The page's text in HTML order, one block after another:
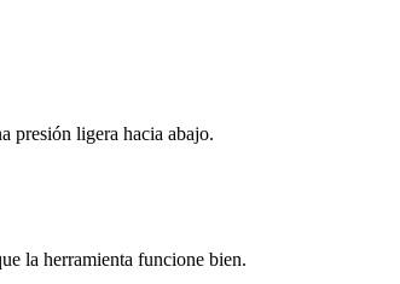
presión ligera hacia abajo.
la herramienta funcione bien.